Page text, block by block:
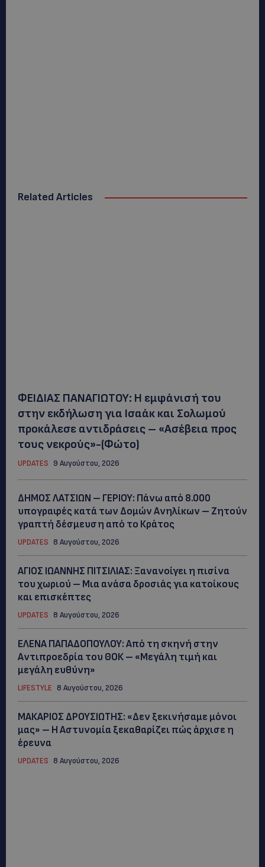
Related Articles
ΦΕΙΔΙΑΣ ΠΑΝΑΓΙΩΤΟΥ: Η εμφάνισή του
στην εκδήλωση για Ισαάκ και Σολωμού
προκάλεσε αντιδράσεις – «Ασέβεια προς
τους νεκρούς»-(Φώτο)
UPDATES 9 Αυγούστου, 2026
ΔΗΜΟΣ ΛΑΤΣΙΩΝ – ΓΕΡΙΟΥ: Πάνω από 8.000
υπογραφές κατά των Δομών Ανηλίκων – Ζητούν
γραπτή δέσμευση από το Κράτος
UPDATES 8 Αυγούστου, 2026
ΑΓΙΟΣ ΙΩΑΝΝΗΣ ΠΙΤΣΙΛΙΑΣ: Ξανανοίγει η πισίνα
του χωριού – Μια ανάσα δροσιάς για κατοίκους
και επισκέπτες
UPDATES 8 Αυγούστου, 2026
ΕΛΕΝΑ ΠΑΠΑΔΟΠΟΥΛΟΥ: Από τη σκηνή στην
Αντιπροεδρία του ΘΟΚ – «Μεγάλη τιμή και
μεγάλη ευθύνη»
LIFESTYLE 8 Αυγούστου, 2026
ΜΑΚΑΡΙΟΣ ΔΡΟΥΣΙΩΤΗΣ: «Δεν ξεκινήσαμε μόνοι
μας» – Η Αστυνομία ξεκαθαρίζει πώς άρχισε η
έρευνα
UPDATES 8 Αυγούστου, 2026